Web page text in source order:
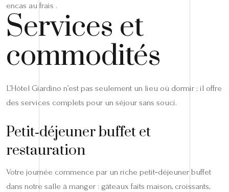
encas au frais .
Services et
commodités
L’Hôtel Giardino n’est pas seulement un lieu où dormir ; il offre
des services complets pour un séjour sans souci.
Petit‑déjeuner buffet et
restauration
Votre journée commence par un riche petit‑déjeuner buffet
dans notre salle à manger : gâteaux faits maison, croissants,